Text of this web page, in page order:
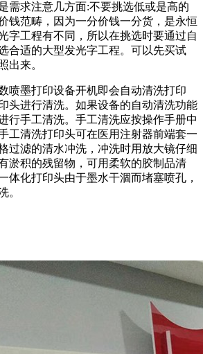
需求注意几方面:不要挑选低或是高的
钱范畴，因为一分价钱一分货，是永恒
字工程有不同，所以在挑选时要通过自
合适的大型发光字工程。可以先买试
出来。
喷墨打印设备开机即会自动清洗打印
头进行清洗。如果设备的自动清洗功能
行手工清洗。手工清洗应按操作手册中
工清洗打印头可在医用注射器前端套一
过滤的清水冲洗，冲洗时用放大镜仔细
淤积的残留物，可用柔软的胶制品清
体化打印头由于墨水干涸而堵塞喷孔，
。